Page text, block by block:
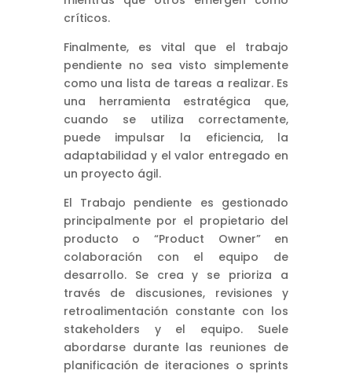
críticos.
Finalmente, es vital que el trabajo
pendiente no sea visto simplemente
como una lista de tareas a realizar. Es
una herramienta estratégica que,
cuando se utiliza correctamente,
puede impulsar la eficiencia, la
adaptabilidad y el valor entregado en
un proyecto ágil.
El Trabajo pendiente es gestionado
principalmente por el propietario del
producto o “Product Owner” en
colaboración con el equipo de
desarrollo. Se crea y se prioriza a
través de discusiones, revisiones y
retroalimentación constante con los
stakeholders y el equipo. Suele
abordarse durante las reuniones de
planificación de iteraciones o sprints